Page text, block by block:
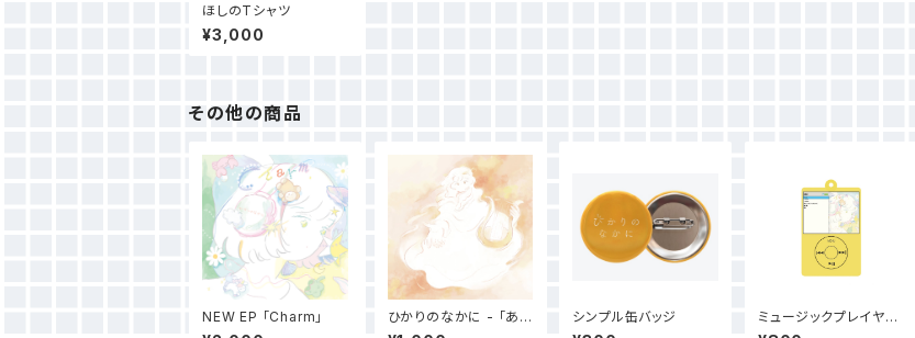
ほしのTシャツ
¥3,000
その他の商品
NEW EP 「Charm」
ひかりのなかに - 「あた
し」【デジタルコンテン
シンプル缶バッジ
ミュージックプレイヤー
アクリルキーホルダー